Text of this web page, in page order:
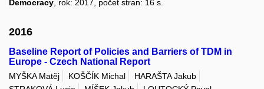
Democracy , rok: 2017, počet stran: 16 s.
2016
Baseline Report of Policies and Barriers of TDM in
Europe - Czech National Report
MYŠKA Matěj KOŠČÍK Michal
HARAŠTA Jakub